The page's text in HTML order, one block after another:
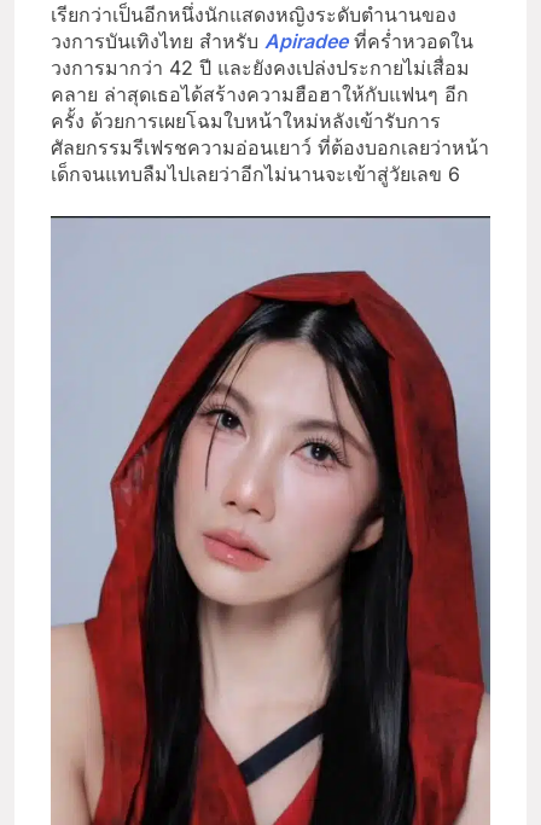
เรียกว่าเป็นอีกหนึ่งนักแสดงหญิงระดับตำนานของ
วงการบันเทิงไทย สำหรับ Apiradee ที่คร่ำหวอดใน
วงการมากว่า 42 ปี และยังคงเปล่งประกายไม่เสื่อม
คลาย ล่าสุดเธอได้สร้างความฮือฮาให้กับแฟนๆ อีก
ครั้ง ด้วยการเผยโฉมใบหน้าใหม่หลังเข้ารับการ
ศัลยกรรมรีเฟรชความอ่อนเยาว์ ที่ต้องบอกเลยว่าหน้า
เด็กจนแทบลืมไปเลยว่าอีกไม่นานจะเข้าสู่วัยเลข 6